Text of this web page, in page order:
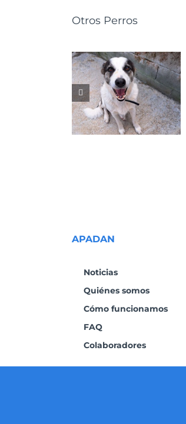
Otros Perros
NALA
APADAN
Noticias
Quiénes somos
Cómo funcionamos
FAQ
Colaboradores